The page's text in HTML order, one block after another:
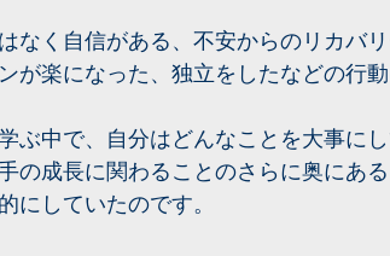
なく自信がある、不安からのリカバ
が楽になった、独立をしたなどの行
ぶ中で、自分はどんなことを大事に
の成長に関わることのさらに奥にあ
にしていたのです。